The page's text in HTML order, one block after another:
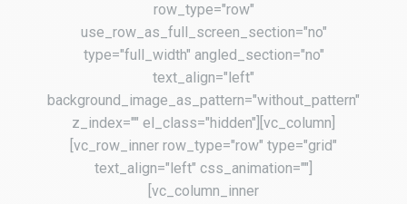
row_type="row"
use_row_as_full_screen_section="no"
type="full_width" angled_section="no"
text_align="left"
background_image_as_pattern="without_pattern"
z_index="" el_class="hidden"][vc_column]
[vc_row_inner row_type="row" type="grid"
text_align="left" css_animation=""]
[vc_column_inner